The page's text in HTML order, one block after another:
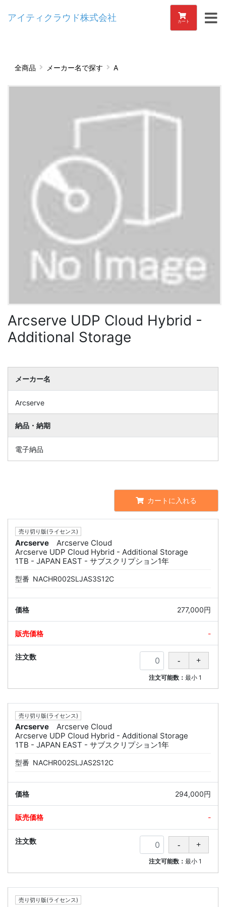
アイティクラウド株式会社 カート
全商品 メーカー名で探す A
Arcserve UDP Cloud Hybrid -
Additional Storage
メーカー名
Arcserve
納品・納期
電子納品
カートに入れる
売り切り版(ライセンス)
Arcserve
Arcserve Cloud
Arcserve UDP Cloud Hybrid - Additional Storage
1TB - JAPAN EAST - サブスクリプション1年
型番 NACHR002SLJAS3S12C
277,000円
-
注文可能数：最小 1
売り切り版(ライセンス)
Arcserve
Arcserve Cloud
Arcserve UDP Cloud Hybrid - Additional Storage
1TB - JAPAN EAST - サブスクリプション1年
型番 NACHR002SLJAS2S12C
294,000円
-
注文可能数：最小 1
売り切り版(ライセンス)